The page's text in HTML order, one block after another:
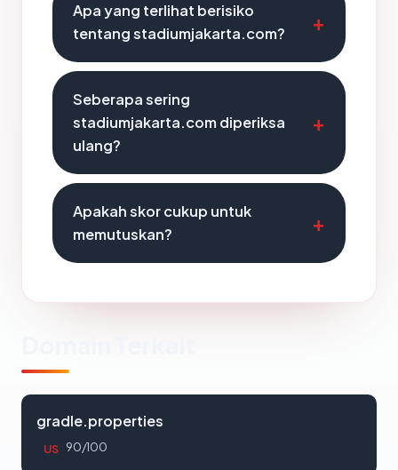
Apa yang terlihat berisiko
tentang stadiumjakarta.com?
Seberapa sering
stadiumjakarta.com diperiksa
ulang?
Apakah skor cukup untuk
memutuskan?
gradle.properties
US 90/100